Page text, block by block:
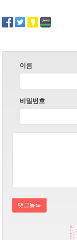
이름
비밀번호
댓글등록